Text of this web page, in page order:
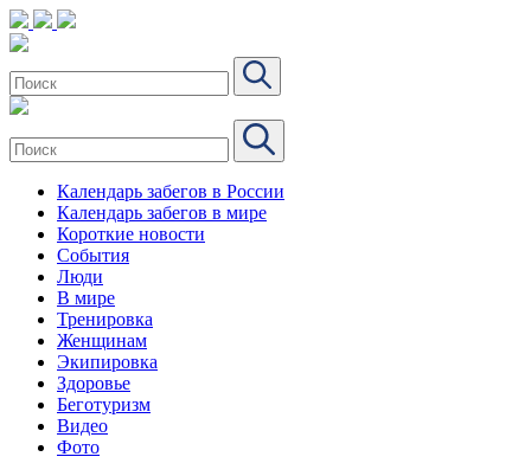
Календарь забегов в России
Календарь забегов в мире
Короткие новости
События
Люди
В мире
Тренировка
Женщинам
Экипировка
Здоровье
Беготуризм
Видео
Фото